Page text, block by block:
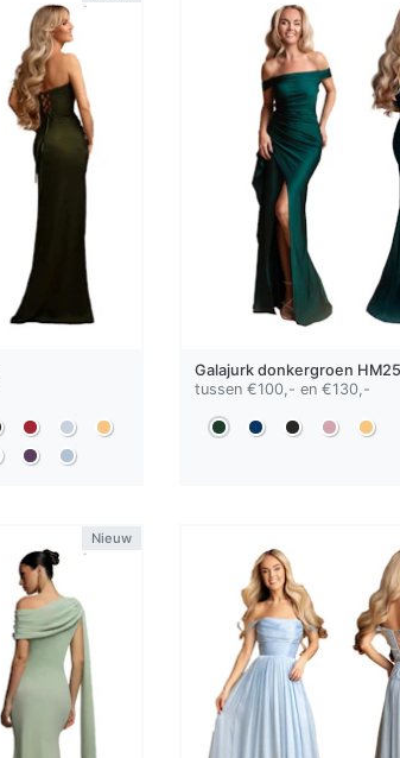
Galajurk donkergroen
tussen €100,- en €130,-
Nieuw